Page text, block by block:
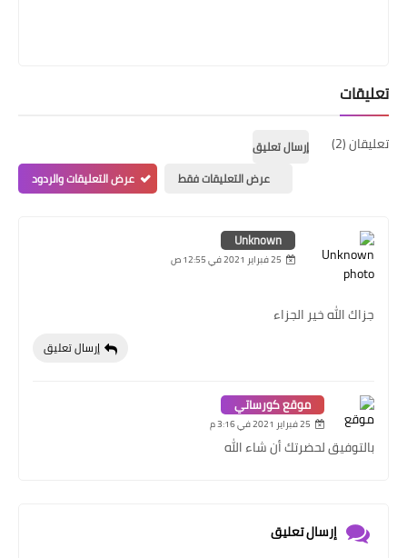
تعليقات
تعليقان (2)
إرسال تعليق
عرض التعليقات فقط
عرض التعليقات والردود
Unknown
25 فبراير 2021 في 12:55 ص
جزاك الله خير الجزاء
إرسال تعليق
موقع كورساتي
25 فبراير 2021 في 3:16 م
بالتوفيق لحضرتك أن شاء الله
إرسال تعليق